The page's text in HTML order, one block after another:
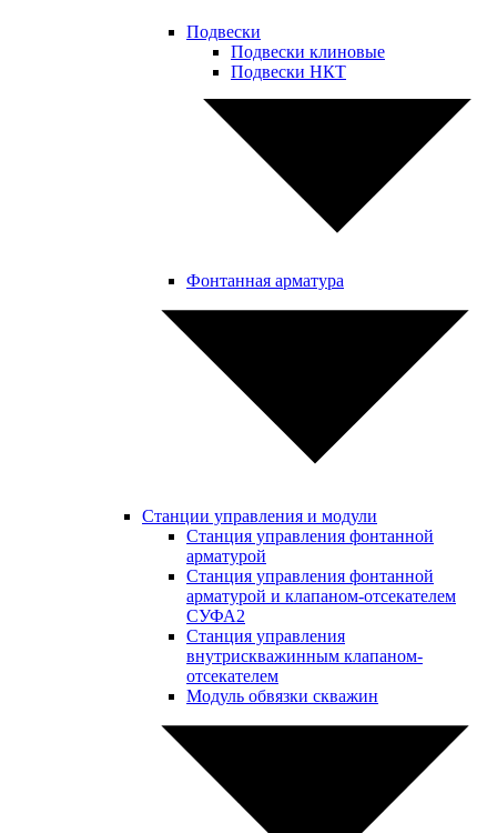
Подвески
Подвески клиновые
Подвески НКТ
Фонтанная арматура
Станции управления и модули
Станция управления фонтанной
арматурой
Станция управления фонтанной
арматурой и клапаном-отсекателем
СУФА2
Станция управления
внутрискважинным клапаном-
отсекателем
Модуль обвязки скважин